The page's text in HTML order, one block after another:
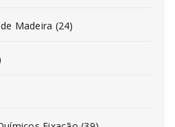
Madeira (24)